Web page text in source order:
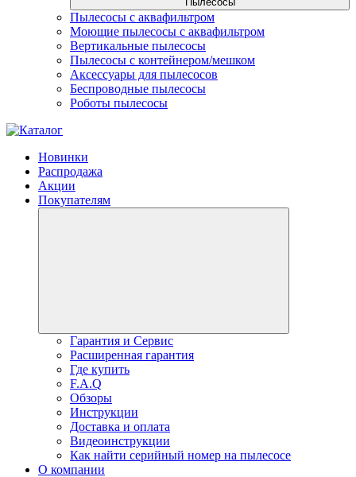
Пылесосы с аквафильтром
Моющие пылесосы с аквафильтром
Вертикальные пылесосы
Пылесосы с контейнером/мешком
Аксессуары для пылесосов
Беспроводные пылесосы
Роботы пылесосы
Новинки
Распродажа
Акции
Покупателям
Гарантия и Сервис
Расширенная гарантия
Где купить
F.A.Q
Обзоры
Инструкции
Доставка и оплата
Видеоинструкции
Как найти серийный номер на пылесосе
О компании